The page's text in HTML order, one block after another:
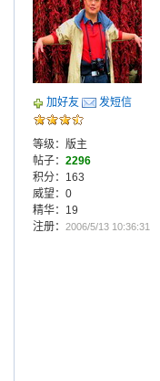
加好友 发短信
等级：版主
帖子： 2296
积分：163
威望：0
精华：19
注册： 2006/5/13 10:36:31